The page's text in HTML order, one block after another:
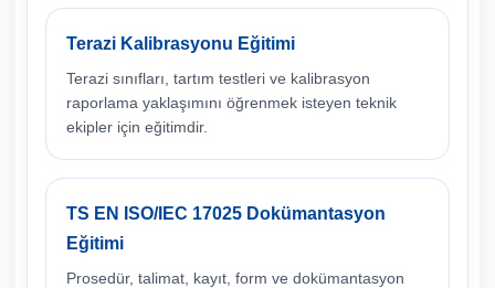
Terazi Kalibrasyonu Eğitimi
Terazi sınıfları, tartım testleri ve kalibrasyon
raporlama yaklaşımını öğrenmek isteyen teknik
ekipler için eğitimdir.
TS EN ISO/IEC 17025 Dokümantasyon
Eğitimi
Prosedür, talimat, kayıt, form ve dokümantasyon